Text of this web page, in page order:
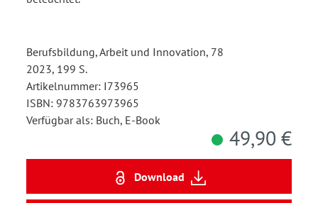
Berufsbildung, Arbeit und Innovation, 78
2023, 199 S.
Artikelnummer: I73965
ISBN: 9783763973965
Verfügbar als: Buch, E-Book
49,90 €
Download